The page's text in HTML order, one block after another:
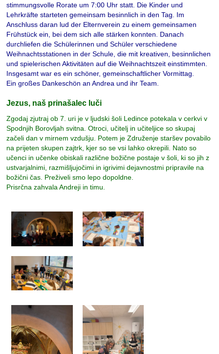
stimmungsvolle Rorate um 7:00 Uhr statt. Die Kinder und
Lehrkräfte starteten gemeinsam besinnlich in den Tag. Im
Anschluss daran lud der Elternverein zu einem gemeinsamen
Frühstück ein, bei dem sich alle stärken konnten. Danach
durchliefen die Schülerinnen und Schüler verschiedene
Weihnachtsstationen in der Schule, die mit kreativen, besinnlichen
und spielerischen Aktivitäten auf die Weihnachtszeit einstimmten.
Insgesamt war es ein schöner, gemeinschaftlicher Vormittag.
Ein großes Dankeschön an Andrea und ihr Team.
Jezus, naš prinašalec luči
Zgodaj zjutraj ob 7. uri je v ljudski šoli Ledince potekala v cerkvi v
Spodnjih Borovljah svitna. Otroci, učitelj in učiteljice so skupaj
začeli dan v mirnem vzdušju. Potem je Združenje staršev povabilo
na prijeten skupen zajtrk, kjer so se vsi lahko okrepili. Nato so
učenci in učenke obiskali različne božične postaje v šoli, ki so jih z
ustvarjalnimi, razmišljujočimi in igrivimi dejavnostmi pripravile na
božični čas. Preživeli smo lepo dopoldne.
Prisrčna zahvala Andreji in timu.